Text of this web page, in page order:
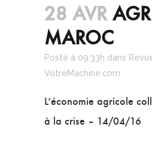
28 AVR
MAROC
Posté à 09:33h dans
VotreMachine.com
L’économie agricole
à la crise – 14/04/16